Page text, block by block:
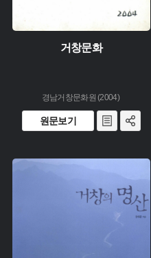
거창문화
경남거창문화원 (2004)
원문보기